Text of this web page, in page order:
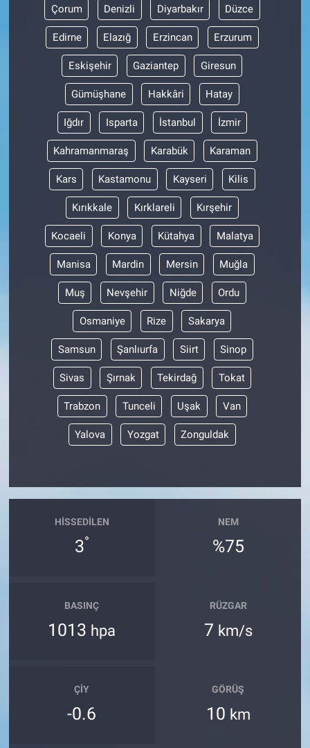
Çorum Denizli Diyarbakır Düzce
Edirne Elazığ Erzincan Erzurum
Eskişehir Gaziantep Giresun
Gümüşhane Hakkâri Hatay
Iğdır Isparta İstanbul İzmir
Kahramanmaraş Karabük Karaman
Kars Kastamonu Kayseri Kilis
Kırıkkale Kırklareli Kırşehir
Kocaeli Konya Kütahya Malatya
Manisa Mardin Mersin Muğla
Muş Nevşehir Niğde Ordu
Osmaniye Rize Sakarya
Samsun Şanlıurfa Siirt Sinop
Sivas Şırnak Tekirdağ Tokat
Trabzon Tunceli Uşak Van
Yalova Yozgat Zonguldak
HISSEDILEN
3°
NEM
%75
BASINÇ
1013 hpa
RÜZGAR
7 km/s
ÇIY
-0.6
GÖRÜŞ
10 km
Koronavirüs
Kültür Sanat
Ne demişti
Nedir
Popüler
Programlar
Sağlık
Spor
Teknoloji
Türkiye'nin Geleceği
Türkiye'nin Gündemi
Yerel Gündem
Canlı Yayın